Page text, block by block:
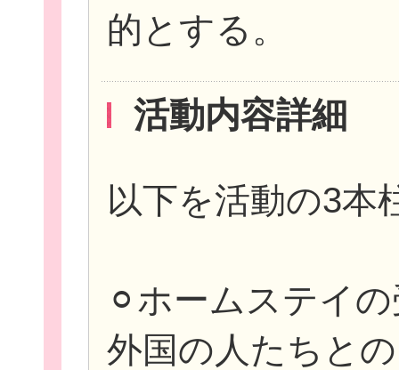
的とする。
活動内容詳細
以下を活動の3本
⚪︎ホームステイ
外国の人たちと